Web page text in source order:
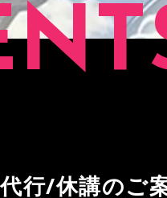
行/休講のご